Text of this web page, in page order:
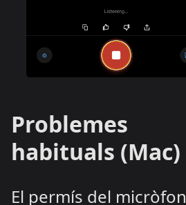
Problemes
habituals (Mac)
El permís del micròfon